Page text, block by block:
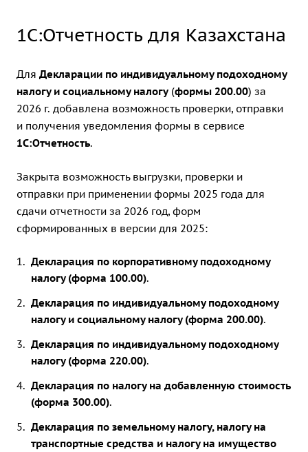
1С:Отчетность для Казахстана
Для Декларации по индивидуальному подоходному
налогу и социальному налогу (формы 200.00) за
2026 г. добавлена возможность проверки, отправки
и получения уведомления формы в сервисе
1С:Отчетность.
Закрыта возможность выгрузки, проверки и
отправки при применении формы 2025 года для
сдачи отчетности за 2026 год, форм
сформированных в версии для 2025:
Декларация по корпоративному подоходному
налогу (форма 100.00).
Декларация по индивидуальному подоходному
налогу и социальному налогу (форма 200.00).
Декларация по индивидуальному подоходному
налогу (форма 220.00).
Декларация по налогу на добавленную стоимость
(форма 300.00).
Декларация по земельному налогу, налогу на
транспортные средства и налогу на имущество